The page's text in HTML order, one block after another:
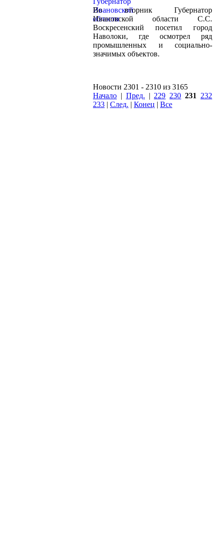
Во вторник Губернатор
Ивановской области С.С.
Воскресенский посетил город
Наволоки, где осмотрел ряд
промышленных и социально-
значимых объектов.
Новости 2301 - 2310 из 3165
Начало | Пред. | 229 230 231
232
233 | След. | Конец | Все